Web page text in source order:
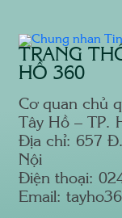
TRANG
HỒ 360
Cơ quan chủ
Tây Hồ – TP.
Địa chỉ: 657
Nội
Điện thoại:
Email: